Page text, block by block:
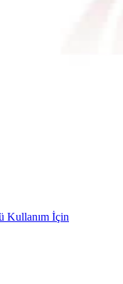
Kullanım İçin